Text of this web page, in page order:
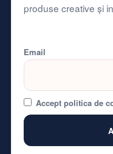
produse creative și
Email
Accept politica de